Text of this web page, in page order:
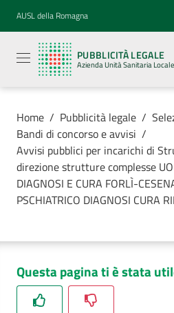
Vai al contenuto
Vai alla navigazione
Vai al footer
AUSL della Romagna
PUBBLICITÀ LEGALE
Azienda Unità Sanitaria
legale
Azienda
Unità
Locale della
Azienda
cura
Home / Pubblicità legale /
Bandi di concorso e avvisi /
Avvisi pubblici per incarichi di
direzione strutture complesse UO
DIAGNOSI E CURA FORLÌ-
PSCHIATRICO DIAGNOSI CURA
Questa pagina ti è stata